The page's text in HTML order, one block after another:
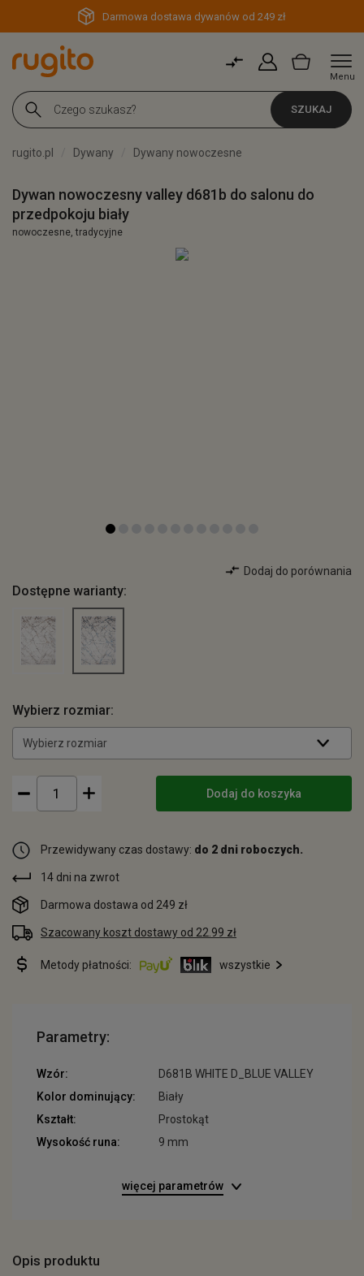
Darmowa dostawa dywanów od 249 zł
Menu
SZUKAJ
rugito.pl Dywany Dywany nowoczesne
Dywan nowoczesny valley d681b do salonu do
przedpokoju biały
nowoczesne, tradycyjne
Dodaj do porównania
Dostępne warianty:
Wybierz rozmiar:
Wybierz rozmiar
Dodaj do koszyka
Przewidywany czas dostawy: do 2 dni roboczych.
14 dni na zwrot
Darmowa dostawa od 249 zł
Szacowany koszt dostawy od 22.99 zł
Metody płatności: wszystkie
Parametry:
Wzór:
D681B WHITE D_BLUE VALLEY
Kolor dominujący:
Biały
Kształt:
Prostokąt
Wysokość runa:
9 mm
więcej parametrów
Opis produktu